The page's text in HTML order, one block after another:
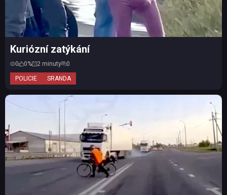
POLICIE SRANDA
Kuriózní zatýkání
0 0% 2 minuty 0